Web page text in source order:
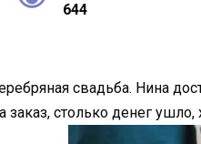
644
свадьба. Нина
столько денег